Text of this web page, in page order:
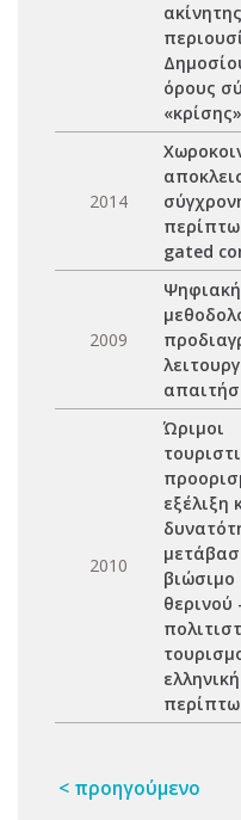
ακίνητης
όρους
«κρίσης»
2014
gated
2009
2010
Ώριμοι
εξέλιξη
βιώσιμο
θερινού
ελληνική
< προηγούμενο